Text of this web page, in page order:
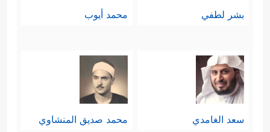
بشر لطفي محمد أيوب
سعد الغامدي محمد صديق المنشاوي